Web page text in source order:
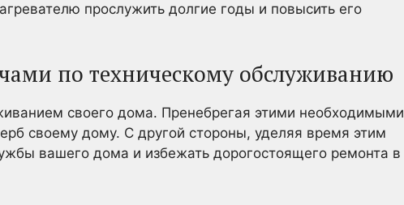
прослужить долгие годы и повысить его
по техническому обслуживанию
своего дома. Пренебрегая этими необходимыми
своему дому. С другой стороны, уделяя время этим
вашего дома и избежать дорогостоящего ремонта в